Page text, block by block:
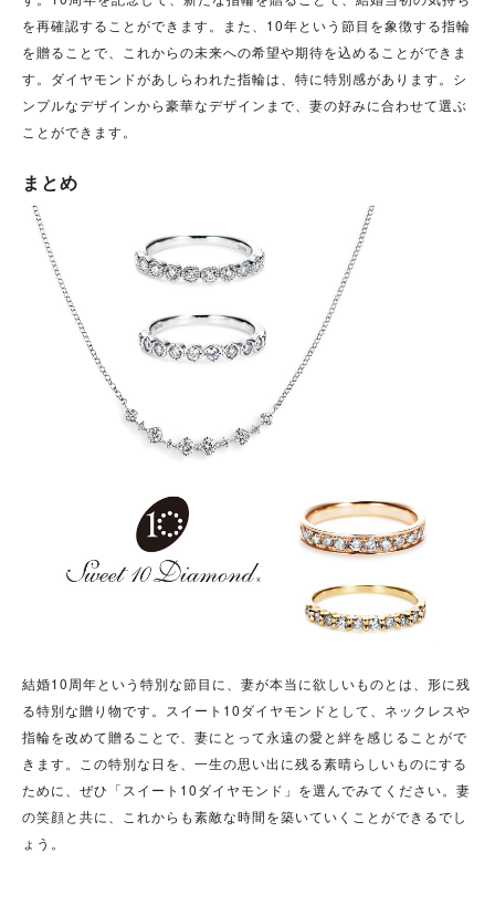
を再確認することができます。また、10年という節目を象徴する指輪
を贈ることで、これからの未来への希望や期待を込めることができま
す。ダイヤモンドがあしらわれた指輪は、特に特別感があります。シ
ンプルなデザインから豪華なデザインまで、妻の好みに合わせて選ぶ
ことができます。
まとめ
結婚10周年という特別な節目に、妻が本当に欲しいものとは、形に残
る特別な贈り物です。スイート10ダイヤモンドとして、ネックレスや
指輪を改めて贈ることで、妻にとって永遠の愛と絆を感じることがで
きます。この特別な日を、一生の思い出に残る素晴らしいものにする
ために、ぜひ「スイート10ダイヤモンド」を選んでみてください。妻
の笑顔と共に、これからも素敵な時間を築いていくことができるでし
ょう。